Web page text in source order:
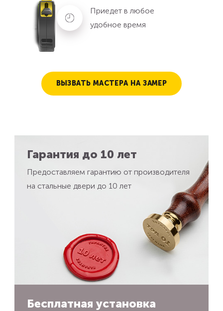
Приедет в любое
удобное время
ВЫЗВАТЬ МАСТЕРА НА ЗАМЕР
Гарантия до 10 лет
Предоставляем гарантию от производителя
на стальные двери до 10 лет
Бесплатная установка